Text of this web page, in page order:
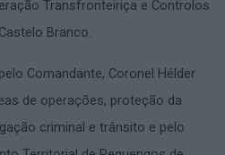
Transfronteiriça e Controlos
Branco.
Comandante, Coronel Hélder
de operações, proteção da
criminal e trânsito e pelo